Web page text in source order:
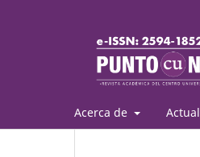
Acerca de Actual